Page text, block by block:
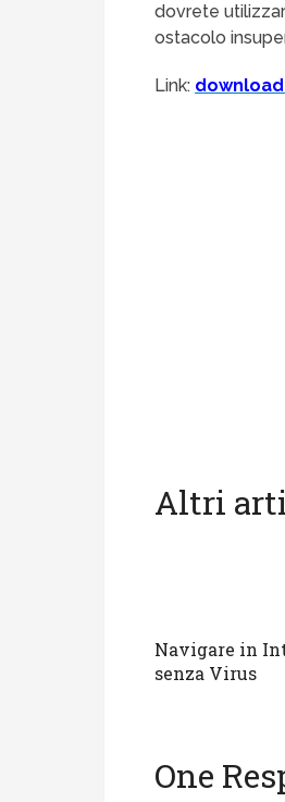
dovrete
ostacolo
Link:
Altri
Navigare in
senza Virus
One